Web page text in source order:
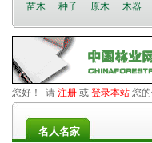
苗木 种子 原木 木器
您好！ 请 注册 或 登录本站 您的
名人名家